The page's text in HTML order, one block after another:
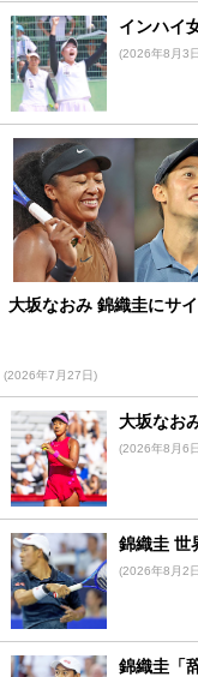
インハイ
(2026年8月3
大坂なおみ 錦織圭にサ
(2026年7月27日)
大坂なお
(2026年8月6
錦織圭 世
(2026年8月2
錦織圭「